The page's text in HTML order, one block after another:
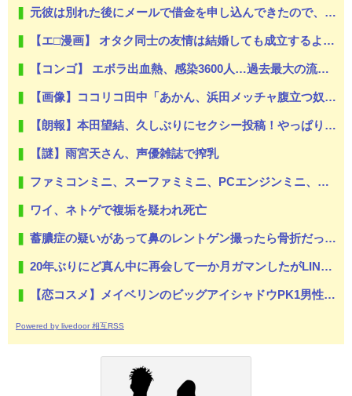
元彼は別れた後にメールで借金を申し込んできたので、会ってその場で消費者金融へ連れて行った…
【エ□漫画】 オタク同士の友情は結婚しても成立するよね？ 〜元・女友達と不倫セッ●ス〜
【コンゴ】 エボラ出血熱、感染3600人…過去最大の流行に
【画像】ココリコ田中「あかん、浜田メッチャ腹立つ奴やなぁ･････････せや！」⇒！！
【朗報】本田望結、久しぶりにセクシー投稿！やっぱりお胸がでかかった！
【謎】雨宮天さん、声優雑誌で搾乳
ファミコンミニ、スーファミミニ、PCエンジンミニ、メガドラミニ、ネオジオミニ
ワイ、ネトゲで複垢を疑われ死亡
蓄膿症の疑いがあって鼻のレントゲン撮ったら骨折だった。そういや幼稚園の頃顔面着地したことがあったが、 母ちゃん当時気づかなかったのかよ・・・
20年ぶりにど真ん中に再会して一か月ガマンしたがLINEで「たまに二人で昔話ができる友達になろう」的なメッセ送信した。昨日まで既読無視
【恋コスメ】メイベリンのビッグアイシャドウPK1男性からの評判めちゃくちゃ良い。
Powered by livedoor 相互RSS